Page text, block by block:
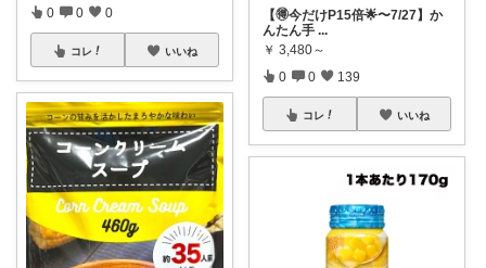
0 0 0
コレ いいね
【🉐今だけP15倍🌟〜7/27】か
んたん手 ...
￥ 3,480～
0 0 139
コレ いいね